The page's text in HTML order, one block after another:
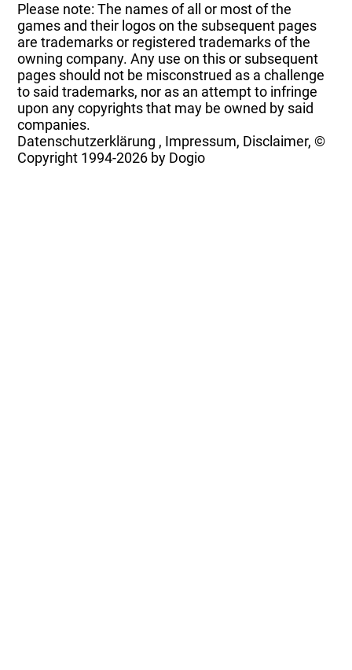
Please note: The names of all or most of the
games and their logos on the subsequent pages
are trademarks or registered trademarks of the
owning company. Any use on this or subsequent
pages should not be misconstrued as a challenge
to said trademarks, nor as an attempt to infringe
upon any copyrights that may be owned by said
companies.
Datenschutzerklärung , Impressum, Disclaimer, ©
Copyright 1994-2026 by Dogio